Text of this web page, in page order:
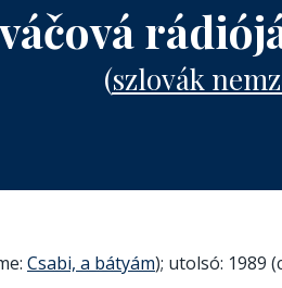
(szlovák
Csabi, a bátyám); utolsó: 1989